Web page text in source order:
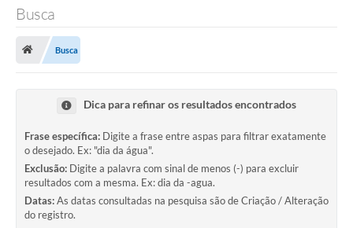
Busca
Busca
Dica para refinar os resultados encontrados
Frase específica: Digite a frase entre aspas para filtrar exatamente
o desejado. Ex: "dia da água".
Exclusão: Digite a palavra com sinal de menos (-) para excluir
resultados com a mesma. Ex: dia da -agua.
Datas:As datas consultadas na pesquisa são de Criação / Alteração
do registro.